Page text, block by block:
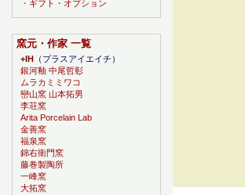
・ ギフト・オプション
窯元・作家 一覧
+IH
（プラスアイエイチ）
銀河釉 中尾哲彰
ムラカミミワコ
巒山窯 山本拓男
李荘窯
Arita Porcelain Lab
金善窯
福泉窯
錦右衛門窯
藤巻製陶所
一峰窯
大拓窯